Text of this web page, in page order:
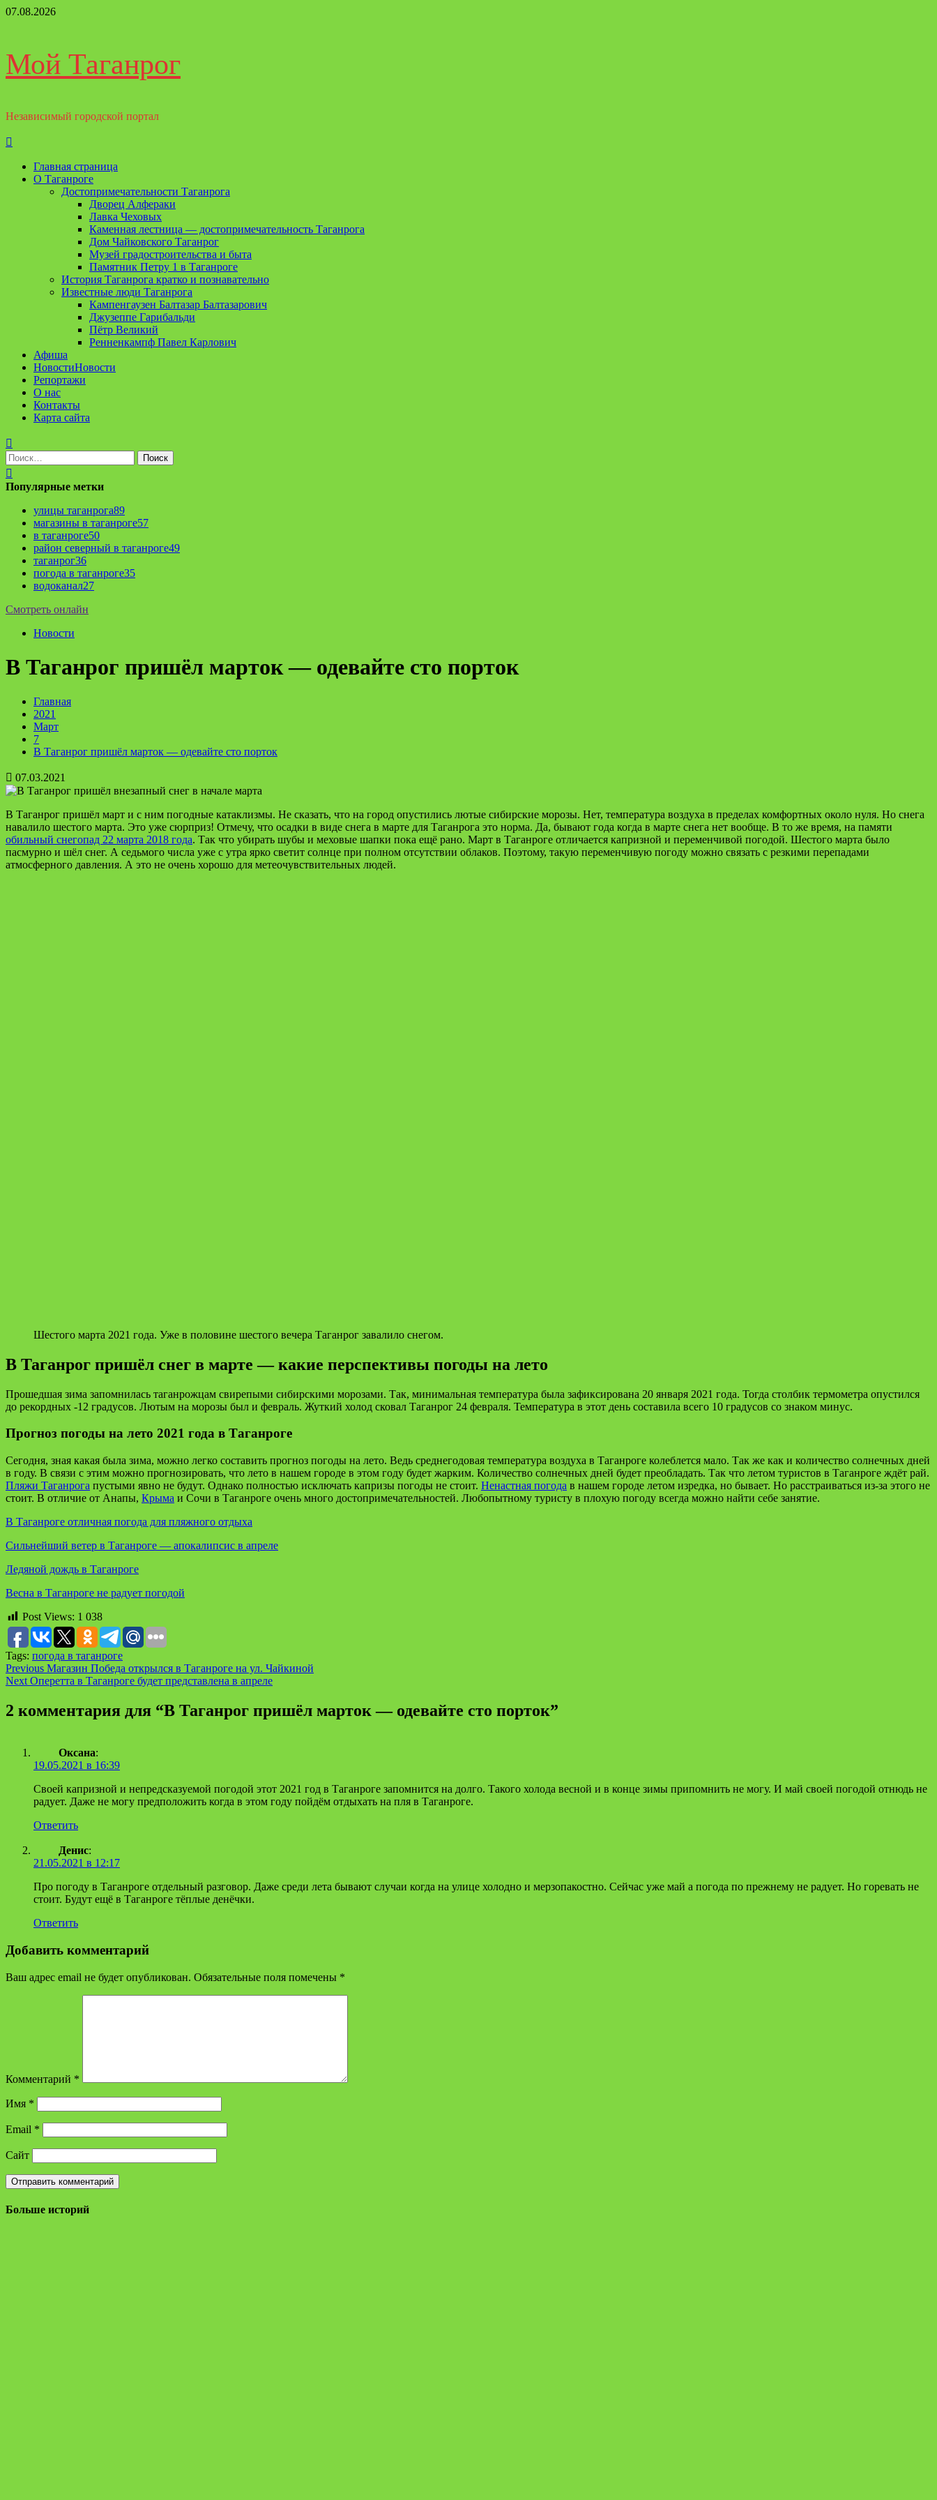
Перейти
07.08.2026
Мой Таганрог
Независимый городской портал
Главная страница
О Таганроге
Достопримечательности Таганрога
Дворец Алфераки
Лавка Чеховых
Каменная лестница — достопримечательность Таганрога
Дом Чайковского Таганрог
Музей градостроительства и быта
Памятник Петру 1 в Таганроге
История Таганрога кратко и познавательно
Известные люди Таганрога
Кампенгаузен Балтазар Балтазарович
Джузеппе Гарибальди
Пётр Великий
Ренненкампф Павел Карлович
Афиша
НовостиНовости
Репортажи
О нас
Контакты
Карта сайта
Найти:
Популярные метки
улицы таганрога89
магазины в таганроге57
в таганроге50
район северный в таганроге49
таганрог36
погода в таганроге35
водоканал27
Смотреть онлайн
Новости
В Таганрог пришёл марток — одевайте сто порток
Главная
2021
Март
7
В Таганрог пришёл марток — одевайте сто порток
07.03.2021
В Таганрог пришёл март и с ним погодные катаклизмы. Не сказать, что на город опустились лютые сибирские морозы. Нет, температура воздуха в пределах комфортных около нуля. Но снега
навалило шестого марта. Это уже сюрприз! Отмечу, что осадки в виде снега в марте для Таганрога это норма. Да, бывают года когда в марте снега нет вообще. В то же время, на памяти
обильный снегопад 22 марта 2018 года. Так что убирать шубы и меховые шапки пока ещё рано. Март в Таганроге отличается капризной и переменчивой погодой. Шестого марта было
пасмурно и шёл снег. А седьмого числа уже с утра ярко светит солнце при полном отсутствии облаков. Поэтому, такую переменчивую погоду можно связать с резкими перепадами
атмосферного давления. А это не очень хорошо для метеочувствительных людей.
Шестого марта 2021 года. Уже в половине шестого вечера Таганрог завалило снегом.
В Таганрог пришёл снег в марте — какие перспективы погоды на лето
Прошедшая зима запомнилась таганрожцам свирепыми сибирскими морозами. Так, минимальная температура была зафиксирована 20 января 2021 года. Тогда столбик термометра опустился
до рекордных -12 градусов. Лютым на морозы был и февраль. Жуткий холод сковал Таганрог 24 февраля. Температура в этот день составила всего 10 градусов со знаком минус.
Прогноз погоды на лето 2021 года в Таганроге
Сегодня, зная какая была зима, можно легко составить прогноз погоды на лето. Ведь среднегодовая температура воздуха в Таганроге колеблется мало. Так же как и количество солнечных дней
в году. В связи с этим можно прогнозировать, что лето в нашем городе в этом году будет жарким. Количество солнечных дней будет преобладать. Так что летом туристов в Таганроге ждёт рай.
Пляжи Таганрога пустыми явно не будут. Однако полностью исключать капризы погоды не стоит. Ненастная погода в нашем городе летом изредка, но бывает. Но расстраиваться из-за этого не
стоит. В отличие от Анапы, Крыма и Сочи в Таганроге очень много достопримечательностей. Любопытному туристу в плохую погоду всегда можно найти себе занятие.
В Таганроге отличная погода для пляжного отдыха
Сильнейший ветер в Таганроге — апокалипсис в апреле
Ледяной дождь в Таганроге
Весна в Таганроге не радует погодой
Post Views: 1 038
Tags: погода в таганроге
Continue
Reading
Previous Магазин Победа открылся в Таганроге на ул. Чайкиной
NextОперетта в Таганроге будет представлена в апреле
2 комментария для “В Таганрог пришёл марток — одевайте сто порток”
Оксана:
19.05.2021 в 16:39
Своей капризной и непредсказуемой погодой этот 2021 год в Таганроге запомнится на долго. Такого холода весной и в конце зимы припомнить не могу. И май своей погодой отнюдь не
радует. Даже не могу предположить когда в этом году пойдём отдыхать на пля в Таганроге.
Ответить
Денис:
21.05.2021 в 12:17
Про погоду в Таганроге отдельный разговор. Даже среди лета бывают случаи когда на улице холодно и мерзопакостно. Сейчас уже май а погода по прежнему не радует. Но горевать не
стоит. Будут ещё в Таганроге тёплые денёчки.
Ответить
Добавить комментарий
Ваш адрес email не будет опубликован. Обязательные поля помечены *
Комментарий *
Имя *
Email *
Сайт
Больше историй